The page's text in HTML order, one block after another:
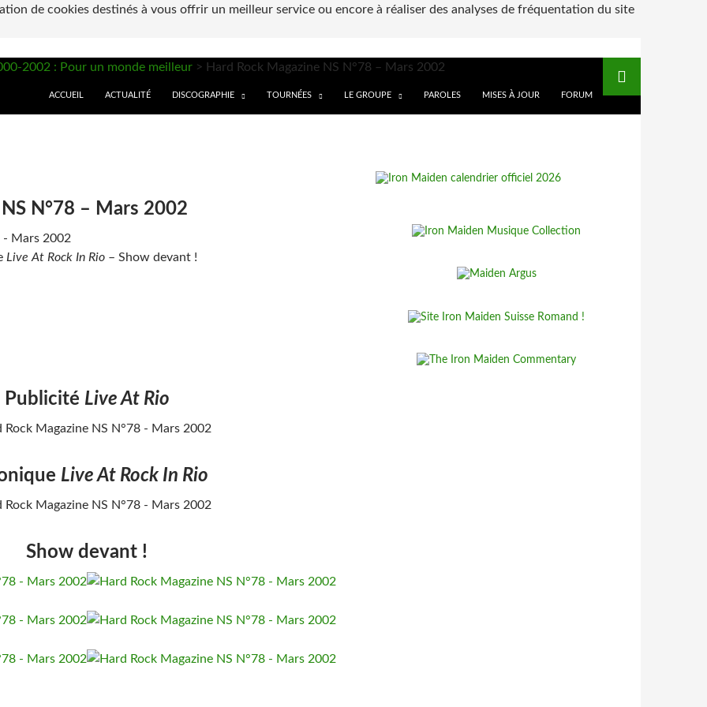
de cookies destinés à vous offrir un meilleur service ou encore à réaliser des analyses de fréquentation du site
2002 : Pour un monde meilleur > Hard Rock Magazine NS N°78 – Mars 2002
ACCUEIL
ACTUALITÉ DISCOGRAPHIE TOURNÉES LE GROUPE PAROLES MISES À JOUR FORUM
N°78 – Mars 2002
Live At Rock In Rio – Show devant !
Publicité Live At Rio
Live At Rock In Rio
Show devant !